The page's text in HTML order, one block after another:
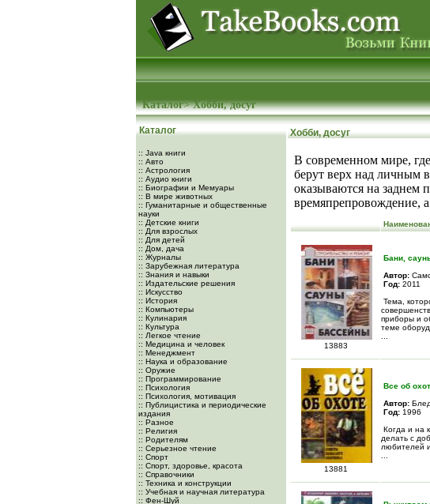
Каталог>Хобби, досуг
Каталог
:: Java книги
:: Авто
:: Астрология
:: Аудио книги
:: Биографии и Мемуары
:: В мире животных
:: Гуманитарные и общественные
науки
:: Детские книги
:: Для взрослых
:: Для детей
:: Дом, дача
:: Журналы
:: Зарубежная литература
:: Знания и навыки
:: Издательские решения
:: Искусство
:: История
:: Компьютеры
:: Кулинария
:: Культура
:: Легкое чтение
:: Медицина и человек
:: Менеджмент
:: Наука и образование
:: Оружие
:: Программирование
:: Психология
:: Психология, мотивация
:: Публицистика и периодические
издания
:: Разное
:: Религия
:: Родителям
:: Серьезное чтение
:: Спорт
:: Спорт, здоровье, красота
:: Справочники
:: Техника и конструкции
:: Учебная и научная литература
:: Фен-Шуй
Хобби, досуг
В современном мире,
берут верх над личным
оказываются на заднем
времяпрепровождение,
13883
Бани,
Автор:
Год: 2011
Тема,
приборы и
теме
13881
Все об
Автор:
Год: 1996
Когда и на
делать с
любителей